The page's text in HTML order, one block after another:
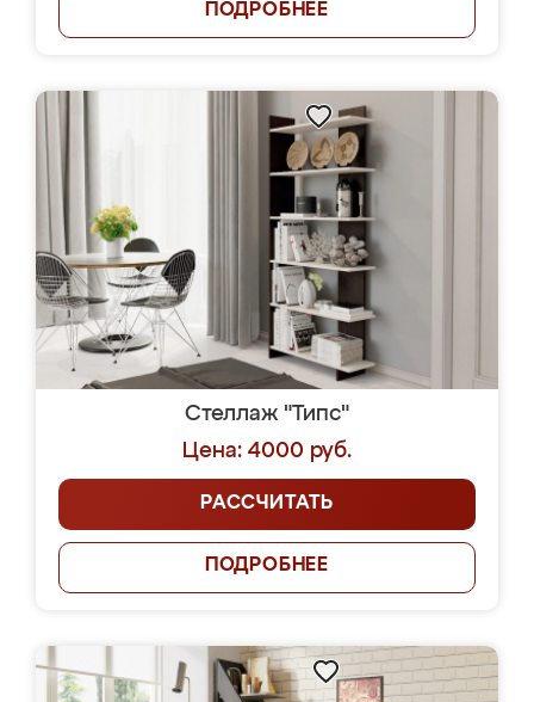
ПОДРОБНЕЕ
Стеллаж "Типс"
Цена: 4000 руб.
РАССЧИТАТЬ
ПОДРОБНЕЕ